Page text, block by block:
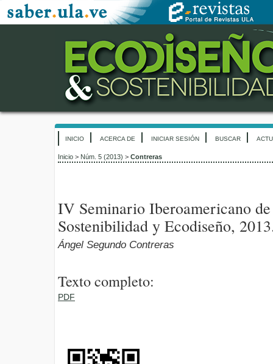
INICIO ACERCA DE INICIAR SESIÓN BUSCAR
Inicio > Núm. 5 (2013) > Contreras
IV Seminario Iberoamericano
Sostenibilidad y Ecodiseño,
Ángel Segundo Contreras
Texto completo:
PDF